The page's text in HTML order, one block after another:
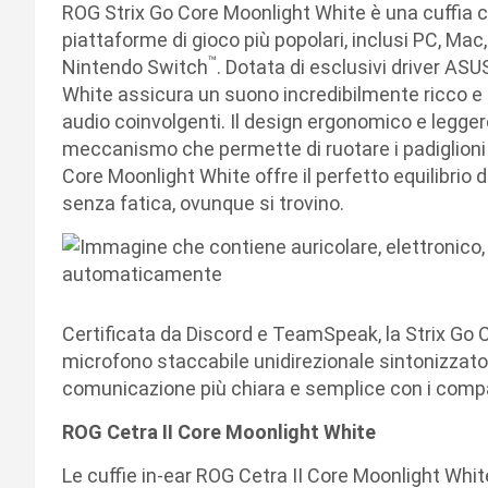
ROG Strix Go Core Moonlight White è una
piattaforme di gioco più popolari, inclusi PC,
Nintendo Switch™. Dotata di esclusivi driver
White assicura un suono incredibilmente ricco
audio coinvolgenti. Il design ergonomico e
meccanismo che permette di ruotare i
Core Moonlight White offre il perfetto equilibrio
senza fatica, ovunque si trovino.
Certificata da Discord e TeamSpeak, la Strix
microfono staccabile unidirezionale
comunicazione più chiara e semplice con i
ROG Cetra II Core Moonlight White
Le cuffie in-ear ROG Cetra II Core Moonlight